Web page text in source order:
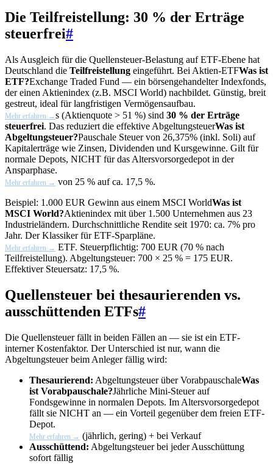
Die Teilfreistellung: 30 % der Erträge
steuerfrei#
Als Ausgleich für die Quellensteuer-Belastung auf ETF-Ebene hat
Deutschland die Teilfreistellung eingeführt. Bei Aktien-ETFWas ist
ETF?Exchange Traded Fund — ein börsengehandelter Indexfonds,
der einen Aktienindex (z.B. MSCI World) nachbildet. Günstig, breit
gestreut, ideal für langfristigen Vermögensaufbau.
Mehr erfahren →s (Aktienquote > 51 %) sind 30 % der Erträge
steuerfrei. Das reduziert die effektive AbgeltungsteuerWas ist
Abgeltungsteuer?Pauschale Steuer von 26,375% (inkl. Soli) auf
Kapitalerträge wie Zinsen, Dividenden und Kursgewinne. Gilt für
normale Depots, NICHT für das Altersvorsorgedepot in der
Ansparphase.
Mehr erfahren → von 25 % auf ca. 17,5 %.
Beispiel: 1.000 EUR Gewinn aus einem MSCI WorldWas ist
MSCI World?Aktienindex mit über 1.500 Unternehmen aus 23
Industrieländern. Durchschnittliche Rendite seit 1970: ca. 7% pro
Jahr. Der Klassiker für ETF-Sparpläne.
Mehr erfahren → ETF. Steuerpflichtig: 700 EUR (70 % nach
Teilfreistellung). Abgeltungsteuer: 700 × 25 % = 175 EUR.
Effektiver Steuersatz: 17,5 %.
Quellensteuer bei thesaurierenden vs.
ausschüttenden ETFs#
Die Quellensteuer fällt in beiden Fällen an — sie ist ein ETF-
interner Kostenfaktor. Der Unterschied ist nur, wann die
Abgeltungsteuer beim Anleger fällig wird:
Thesaurierend: Abgeltungsteuer überVorabpauschaleWas
ist Vorabpauschale?Jährliche Mini-Steuer auf
Fondsgewinne in normalen Depots. Im Altersvorsorgedepot
fällt sie NICHT an — ein Vorteil gegenüber dem freien ETF-
Depot.
Mehr erfahren → (jährlich, gering) + bei Verkauf
Ausschüttend: Abgeltungsteuer bei jeder Ausschüttung
sofort fällig